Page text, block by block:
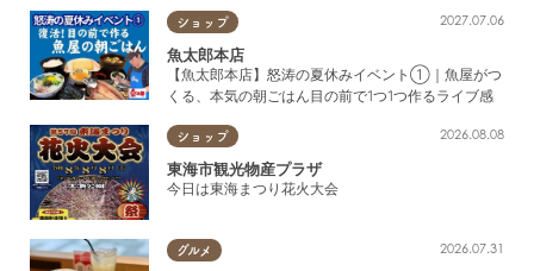
ショップ 2027.07.06
魚太郎本店
【魚太郎本店】怒涛の夏休みイベント①｜魚屋がつ
くる、本気の朝ごはん目の前で1つ1つ作るライブ感
ショップ 2026.08.08
東海市観光物産プラザ
今日は東海まつり花火大会
グルメ 2026.07.31